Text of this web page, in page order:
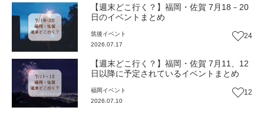
【週末どこ行く？】福岡・佐賀 7月18－20
日のイベントまとめ
筑後イベント
2026.07.17
24
【週末どこ行く？】福岡・佐賀 7月11、12
日以降に予定されているイベントまとめ
福岡 イベント
2026.07.10
12